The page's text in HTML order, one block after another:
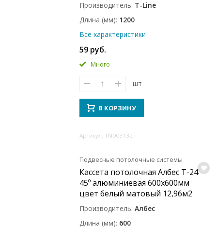
Производитель T-Line
Длина (мм) 1200
Все характеристики
59 руб.
Много
шт
В КОРЗИНУ
Артикул: TN003132
Подвесные потолочные системы
Кассета потолочная Албес T-24
45º алюминиевая 600x600мм
цвет белый матовый 12,96м2
Производитель Албес
Длина (мм) 600